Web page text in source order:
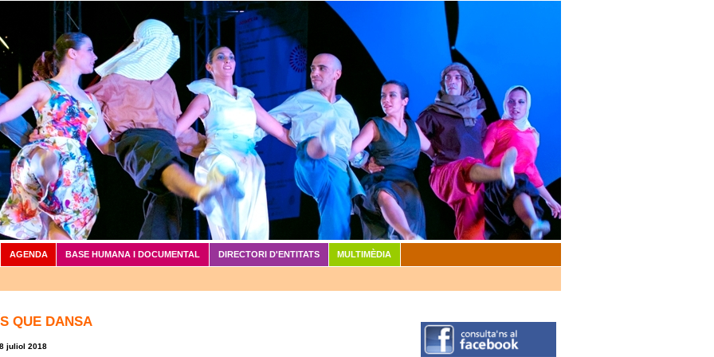
Vés al contingut
QUE DANSA
juliol 2018
AGENDA BASE HUMANA I DOCUMENTAL DIRECTORI D'ENTITATS MULTIMÈDIA